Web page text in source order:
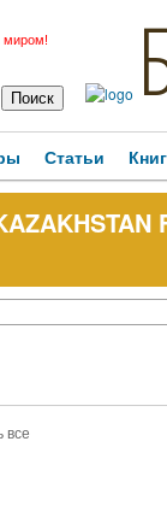
миром!
Статьи
все